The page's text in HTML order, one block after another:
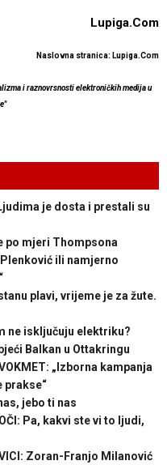
Lupiga.Com
Naslovna stranica: Lupiga.Com
i raznovrsnosti elektroničkih medija u
je dosta i prestali su
po mjeri Thompsona
ili namjerno
plavi, vrijeme je za žute.
ne isključuju elektriku?
Balkan u Ottakringu
„Izborna kampanja
prakse“
jebo ti nas
Pa, kakvi ste vi to ljudi,
Zoran-Franjo Milanović